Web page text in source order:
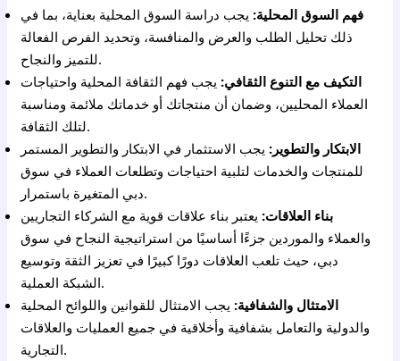
فهم السوق المحلية: يجب دراسة السوق المحلية بعناية، بما في
ذلك تحليل الطلب والعرض والمنافسة، وتحديد الفرص الفعالة
للتميز والنجاح.
التكيف مع التنوع الثقافي: يجب فهم الثقافة المحلية واحتياجات
العملاء المحليين، وضمان أن منتجاتك أو خدماتك ملائمة ومناسبة
لتلك الثقافة.
الابتكار والتطوير: يجب الاستثمار في الابتكار والتطوير المستمر
للمنتجات والخدمات لتلبية احتياجات وتطلعات العملاء في سوق
دبي المتغيرة باستمرار.
بناء العلاقات: يعتبر بناء علاقات قوية مع الشركاء التجاريين
والعملاء والموردين جزءًا أساسيًا من استراتيجية النجاح في سوق
دبي، حيث تلعب العلاقات دورًا كبيرًا في تعزيز الثقة وتوسيع
الشبكة العملية.
الامتثال والشفافية: يجب الامتثال للقوانين واللوائح المحلية
والدولية والتعامل بشفافية وأخلاقية في جميع العمليات والعلاقات
التجارية.